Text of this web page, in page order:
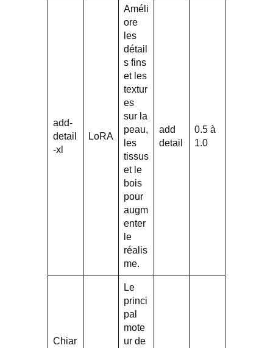
add-
detail
-xl
LoRA
Améli
ore
les
détail
s fins
et les
textur
es
sur la
peau,
les
tissus
et le
bois
pour
augm
enter
le
réalis
me.
add
detail
0.5 à
1.0
Chiar
Le
princi
pal
mote
ur de